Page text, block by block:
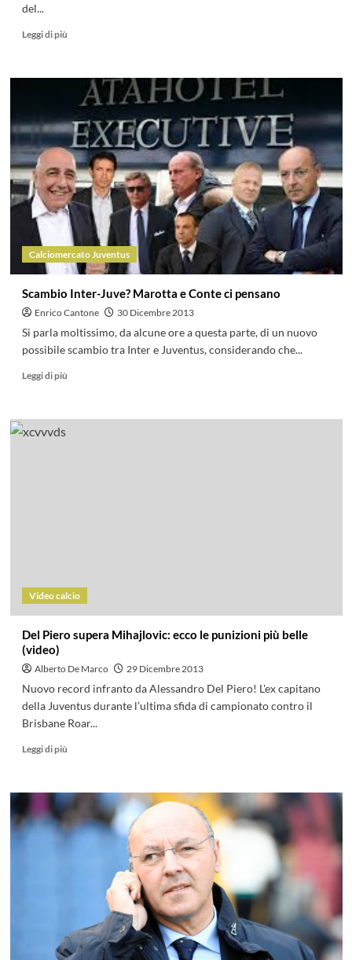
del...
Leggi di più
Calciomercato Juventus
Scambio Inter-Juve? Marotta e Conte ci pensano
Enrico Cantone 30 Dicembre 2013
Si parla moltissimo, da alcune ore a questa parte, di un nuovo
possibile scambio tra Inter e Juventus, considerando che...
Leggi di più
Video calcio
Del Piero supera Mihajlovic: ecco le punizioni più belle
(video)
Alberto De Marco 29 Dicembre 2013
Nuovo record infranto da Alessandro Del Piero! L'ex capitano
della Juventus durante l’ultima sfida di campionato contro il
Brisbane Roar...
Leggi di più